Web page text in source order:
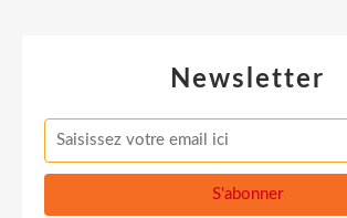
Newsletter